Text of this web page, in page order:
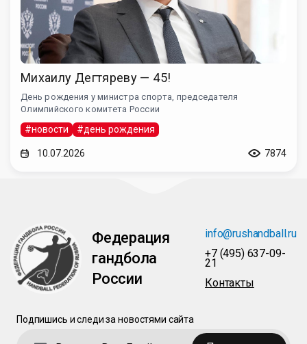
Михаилу Дегтяреву — 45!
День рождения у министра спорта, председателя
Олимпийского комитета России
#новости #день рождения
10.07.2026 7874
Федерация
гандбола
России
info@rushandball.ru
+7 (495) 637-09-
21
Контакты
Подпишись и следи за новостями сайта